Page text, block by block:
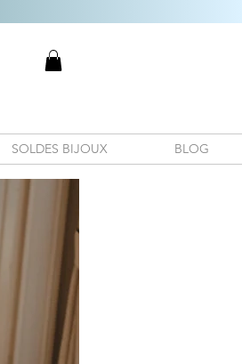
SOLDES BIJOUX BLOG